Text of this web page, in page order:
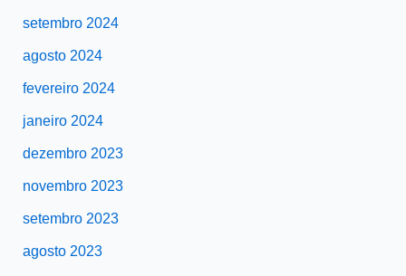
setembro 2024
agosto 2024
fevereiro 2024
janeiro 2024
dezembro 2023
novembro 2023
setembro 2023
agosto 2023